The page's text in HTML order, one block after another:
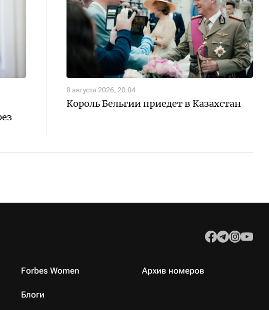
8 августа 2026, 20:04
Король Бельгии приедет в Казахстан
Forbes Women
Блоги
Архив номеров